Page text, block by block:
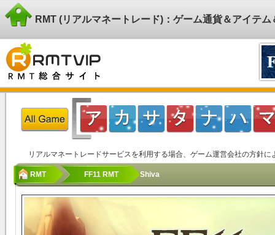
RMT (リアルマネートレード)：ゲーム通貨＆アイテ
リアルマネートレードサービスを利用する場合、ゲーム運営会社の方針
RMT FF11 RMT Shiva